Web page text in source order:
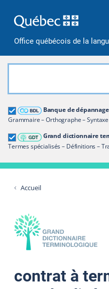
Office québécois de la
Banque de
Grammaire – Orthographe –
Grand dictionnaire
Termes spécialisés – Définitions –
Grand dictionnaire
Restreindre aux termes
Accueil
contrat à